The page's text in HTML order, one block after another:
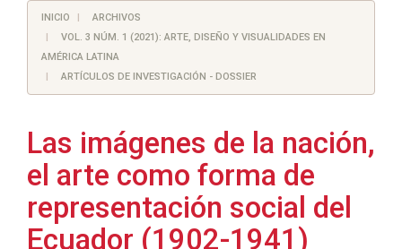
INICIO
ARCHIVOS
VOL. 3 NÚM. 1 (2021): ARTE, DISEÑO Y VISUALIDADES EN
AMÉRICA LATINA
ARTÍCULOS DE INVESTIGACIÓN - DOSSIER
Las imágenes de la nación,
el arte como forma de
representación social del
Ecuador (1902-1941)